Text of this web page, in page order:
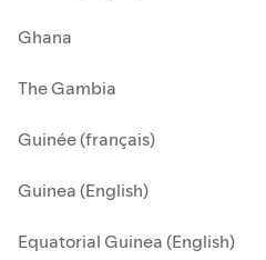
Ghana
The Gambia
Guinée (français)
Guinea (English)
Equatorial Guinea (English)